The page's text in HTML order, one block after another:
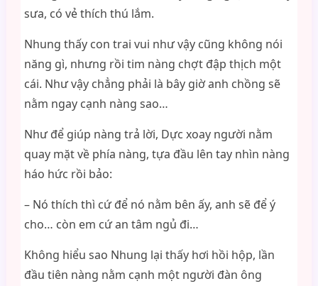
sưa, có vẻ thích thú lắm.
Nhung thấy con trai vui như vậy cũng không nói
năng gì, nhưng rồi tim nàng chợt đập thịch một
cái. Như vậy chẳng phải là bây giờ anh chồng sẽ
nằm ngay cạnh nàng sao…
Như để giúp nàng trả lời, Dực xoay người nằm
quay mặt về phía nàng, tựa đầu lên tay nhìn nàng
háo hức rồi bảo:
– Nó thích thì cứ để nó nằm bên ấy, anh sẽ để ý
cho… còn em cứ an tâm ngủ đi…
Không hiểu sao Nhung lại thấy hơi hồi hộp, lần
đầu tiên nàng nằm cạnh một người đàn ông